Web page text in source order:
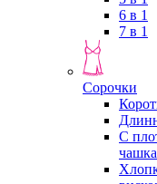
6 в 1
7 в 1
Сорочки
С